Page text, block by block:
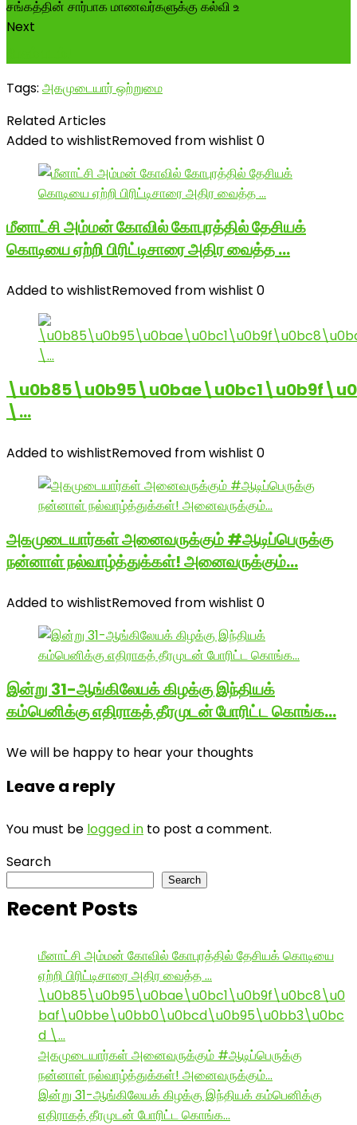
Next
Tags: அகமுடையார் ஒற்றுமை
Related Articles
Added to wishlistRemoved from wishlist 0
மீனாட்சி அம்மன் கோவில் கோபுரத்தில் தேசியக்
கொடியை ஏற்றி பிரிட்டிசாரை அதிர வைத்த …
Added to wishlistRemoved from wishlist 0
\…
Added to wishlistRemoved from wishlist 0
அகமுடையார்கள் அனைவருக்கும் #ஆடிப்பெருக்கு
நன்னாள் நல்வாழ்த்துக்கள்! அனைவருக்கும்…
Added to wishlistRemoved from wishlist 0
இன்று 31-ஆங்கிலேயக் கிழக்கு இந்தியக்
கம்பெனிக்கு எதிராகத் தீரமுடன் போரிட்ட கொங்க…
We will be happy to hear your thoughts
Leave a reply
You must be logged in to post a comment.
Search
Search
Recent Posts
மீனாட்சி அம்மன் கோவில் கோபுரத்தில் தேசியக் கொடியை
ஏற்றி பிரிட்டிசாரை அதிர வைத்த …
\u0b85\u0b95\u0bae\u0bc1\u0b9f\u0bc8\u0
baf\u0bbe\u0bb0\u0bcd\u0b95\u0bb3\u0bc
d \…
அகமுடையார்கள் அனைவருக்கும் #ஆடிப்பெருக்கு
நன்னாள் நல்வாழ்த்துக்கள்! அனைவருக்கும்…
இன்று 31-ஆங்கிலேயக் கிழக்கு இந்தியக் கம்பெனிக்கு
எதிராகத் தீரமுடன் போரிட்ட கொங்க…